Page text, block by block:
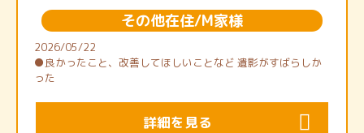
その他在住/M家様
2026/05/22
●良かったこと、改善してほしいことなど 遺影がすばらしか
った
詳細を見る